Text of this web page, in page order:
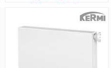
DO KOŠÍKA
Porovnať